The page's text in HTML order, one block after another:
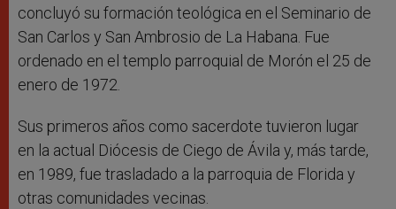
concluyó su formación teológica en el Seminario de
San Carlos y San Ambrosio de La Habana. Fue
ordenado en el templo parroquial de Morón el 25 de
enero de 1972.
Sus primeros años como sacerdote tuvieron lugar
en la actual Diócesis de Ciego de Ávila y, más tarde,
en 1989, fue trasladado a la parroquia de Florida y
otras comunidades vecinas.